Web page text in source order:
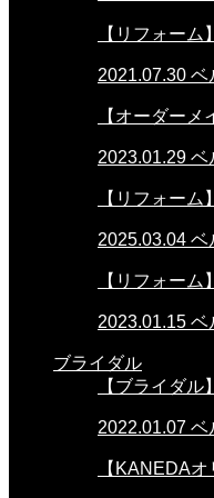
【リフォー
2021.07.30 ベ
【オーダー
2023.01.29 ベ
【リフォー
2025.03.04 ベ
【リフォー
2023.01.15 ベ
ブライダル
【ブライダ
2022.01.07 ベ
【KANEDA